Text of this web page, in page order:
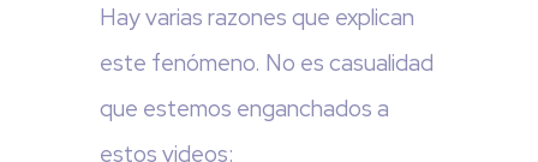
Hay varias razones que explican
este fenómeno. No es casualidad
que estemos enganchados a
estos videos: